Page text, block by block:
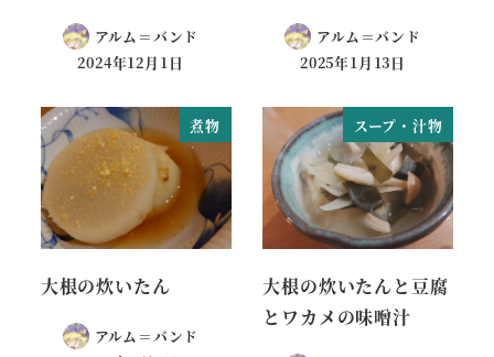
アルム＝バンド
2024年12月1日
アルム＝バンド
2025年1月13日
煮物
大根の炊いたん
アルム＝バンド
スープ・汁物
大根の炊いたんと豆腐
とワカメの味噌汁